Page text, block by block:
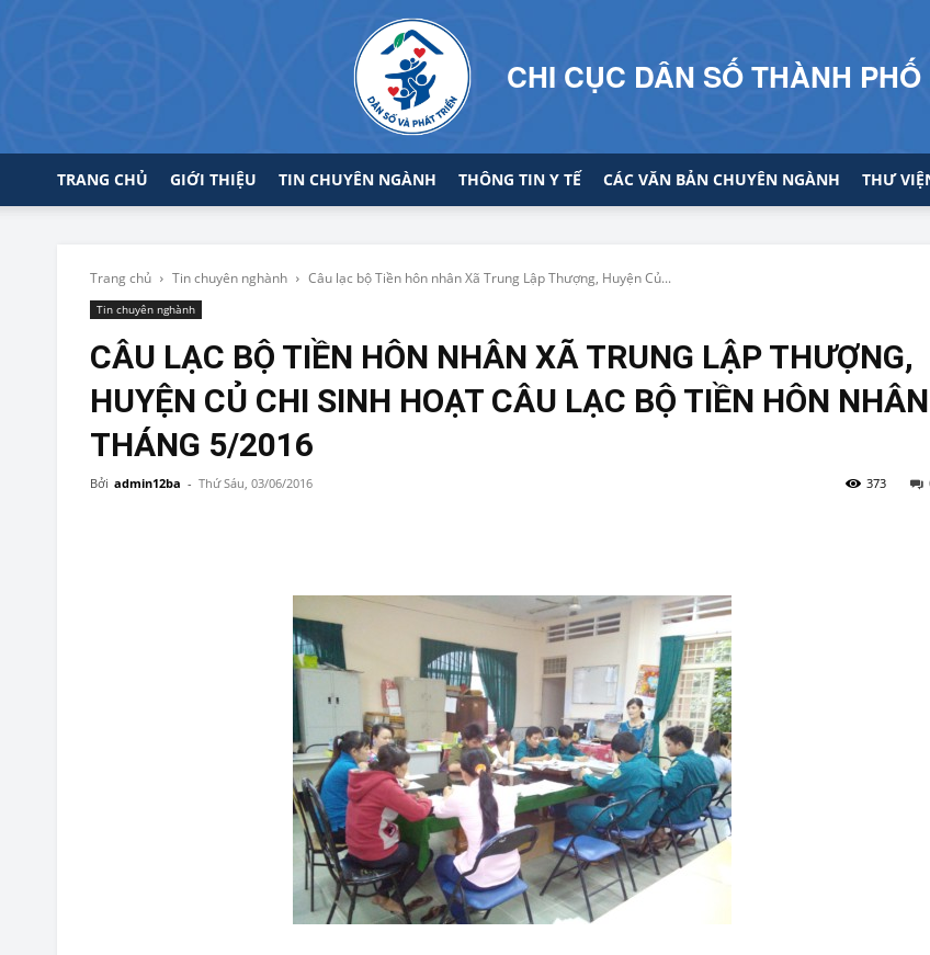
CHI CỤC DÂN SỐ THÀNH
TRANG CHỦ GIỚI THIỆU TIN CHUYÊN NGÀNH THÔNG TIN Y TẾ CÁC VĂN BẢN CHUYÊN NGÀNH THƯ
Trang chủ Tin chuyên nghành Câu lạc bộ Tiền hôn nhân Xã Trung Lập Thượng, Huyện Củ...
Tin chuyên nghành
CÂU LẠC BỘ TIỀN HÔN NHÂN XÃ TRUNG LẬP THƯỢNG,
HUYỆN CỦ CHI SINH HOẠT CÂU LẠC BỘ TIỀN HÔN NHÂN
THÁNG 5/2016
Bởi admin12ba - Thứ Sáu, 03/06/2016 373